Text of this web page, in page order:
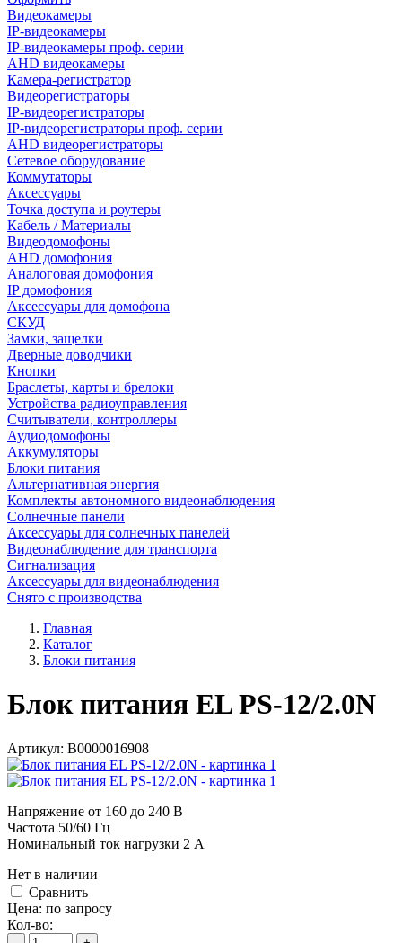
Видеокамеры
IP-видеокамеры
IP-видеокамеры проф. серии
AHD видеокамеры
Камера-регистратор
Видеорегистраторы
IP-видеорегистраторы
IP-видеорегистраторы проф. серии
AHD видеорегистраторы
Сетевое оборудование
Коммутаторы
Аксессуары
Точка доступа и роутеры
Кабель / Материалы
Видеодомофоны
AHD домофония
Аналоговая домофония
IP домофония
Аксессуары для домофона
СКУД
Замки, защелки
Дверные доводчики
Кнопки
Браслеты, карты и брелоки
Устройства радиоуправления
Считыватели, контроллеры
Аудиодомофоны
Аккумуляторы
Блоки питания
Альтернативная энергия
Комплекты автономного видеонаблюдения
Солнечные панели
Аксессуары для солнечных панелей
Видеонаблюдение для транспорта
Сигнализация
Аксессуары для видеонаблюдения
Снято с производства
Главная
Каталог
Блоки питания
Блок питания EL PS-12/2.0N
Артикул: В0000016908
Напряжение от 160 до 240 В
Частота 50/60 Гц
Номинальный ток нагрузки 2 A
Нет в наличии
Cравнить
Цена: по запросу
Кол-во: